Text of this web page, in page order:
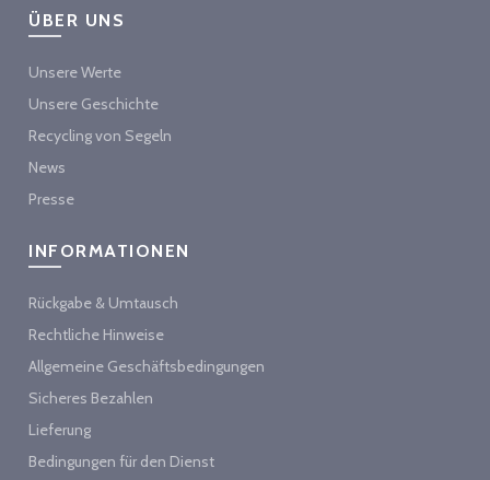
ÜBER UNS
Unsere Werte
Unsere Geschichte
Recycling von Segeln
News
Presse
INFORMATIONEN
Rückgabe & Umtausch
Rechtliche Hinweise
Allgemeine Geschäftsbedingungen
Sicheres Bezahlen
Lieferung
Bedingungen für den Dienst